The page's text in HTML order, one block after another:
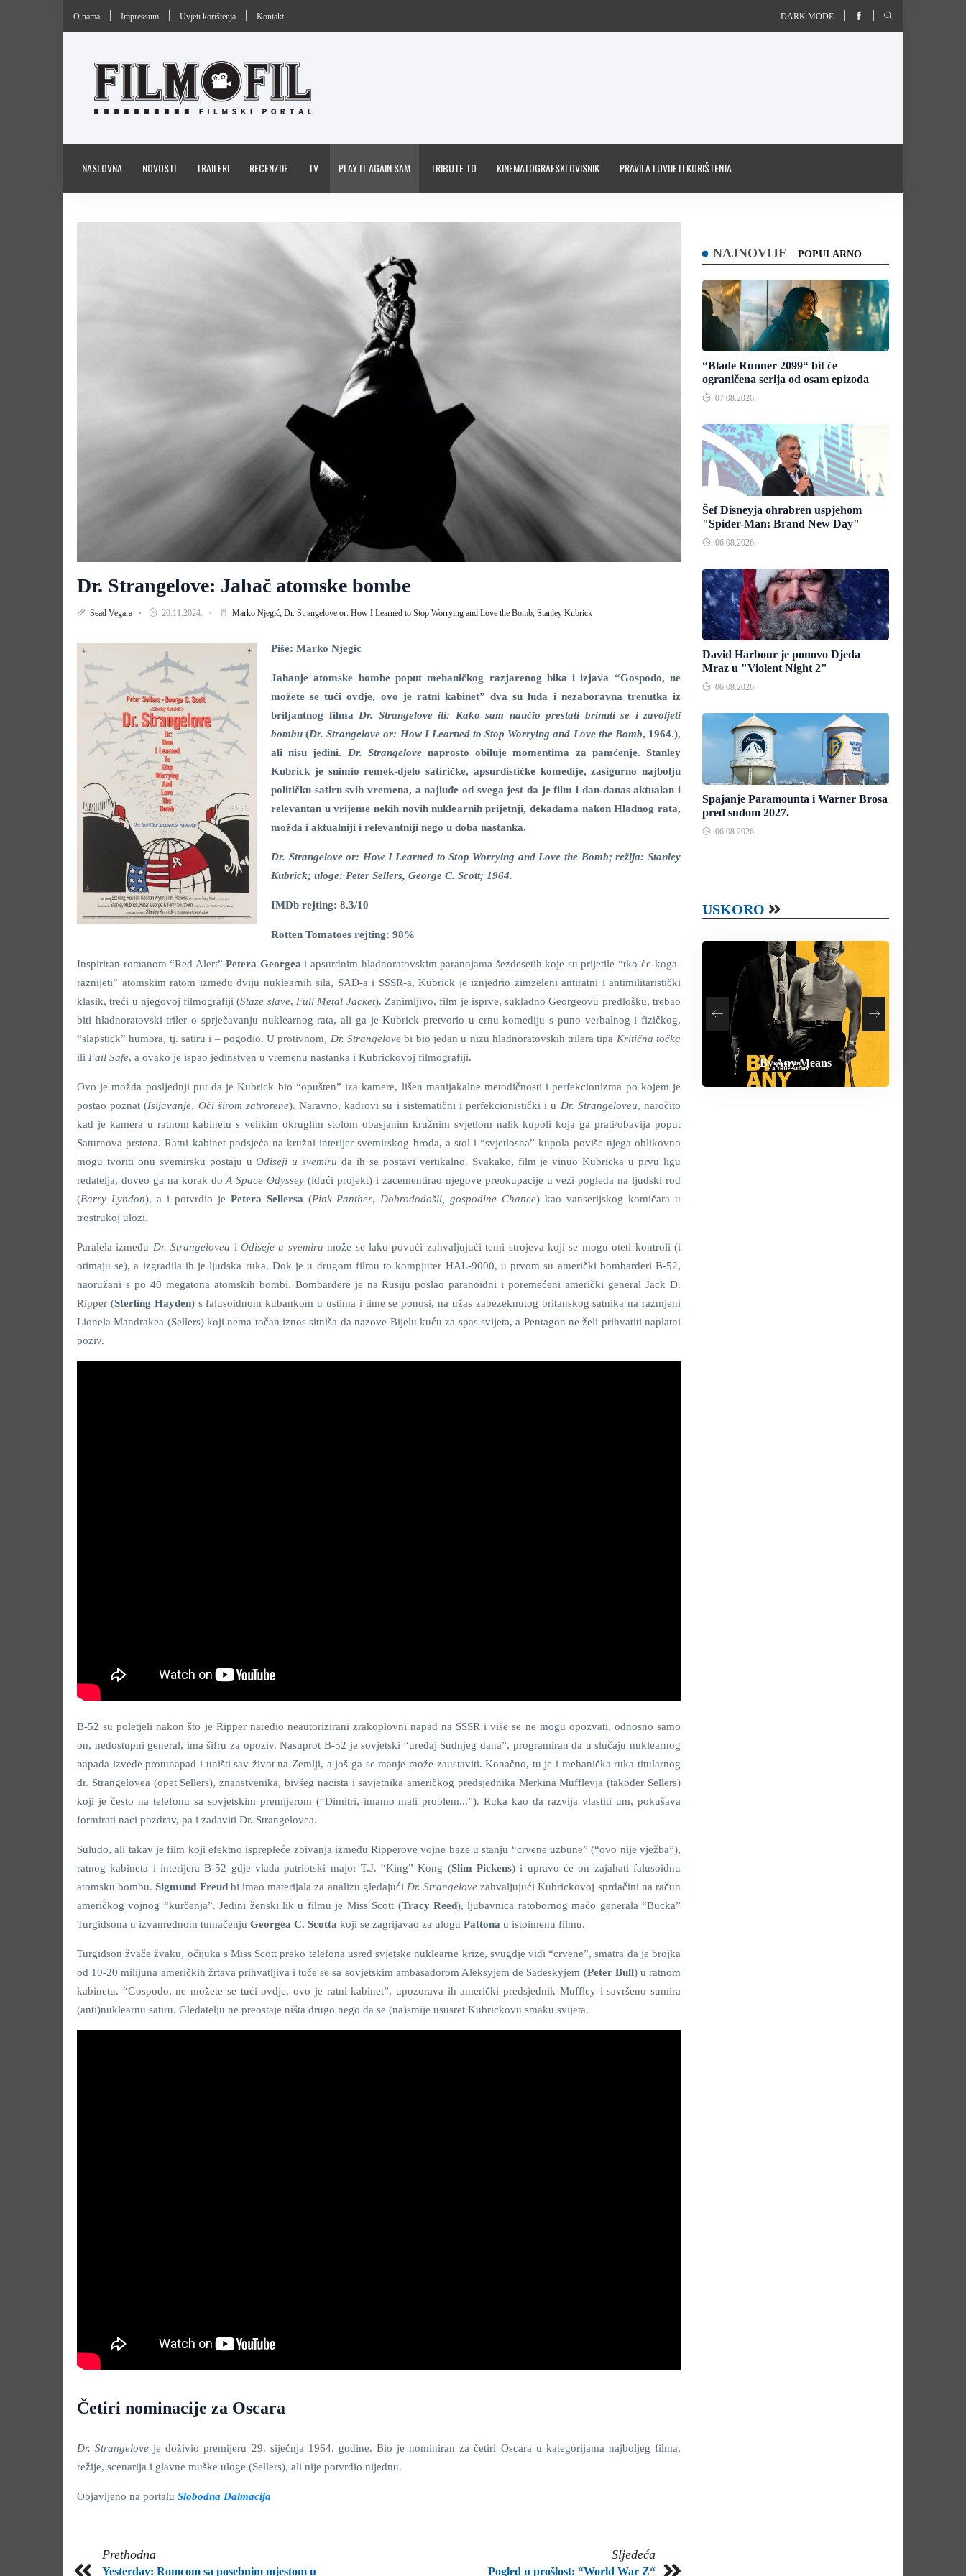
O nama Impressum Uvjeti korištenja Kontakt DARK MODE
NASLOVNA NOVOSTI TRAILERI RECENZIJE TV PLAY IT AGAIN SAM TRIBUTE TO KINEMATOGRAFSKI OVISNIK PRAVILA I UVIJETI KORIŠTENJA
Dr. Strangelove: Jahač atomske bombe
Sead Vegara 20.11.2024. Marko Njegić, Dr. Strangelove or: How I Learned to Stop Worrying and Love the Bomb, Stanley Kubrick
Piše: Marko Njegić
Jahanje atomske bombe poput mehaničkog razjarenog bika i izjava “Gospodo, ne
možete se tući ovdje, ovo je ratni kabinet” dva su luda i nezaboravna trenutka iz
briljantnog filma Dr. Strangelove ili: Kako sam naučio prestati brinuti se i zavoljeti
bombu (Dr. Strangelove or: How I Learned to Stop Worrying and Love the Bomb, 1964.),
ali nisu jedini. Dr. Strangelovenaprosto obiluje momentima za pamćenje. Stanley
Kubrick je snimio remek-djelo satiričke, apsurdističke komedije, zasigurno najbolju
političku satiru svih vremena, a najluđe od svega jest da je film i dan-danas aktualan i
relevantan u vrijeme nekih novih nuklearnih prijetnji, dekadama nakon Hladnog rata,
možda i aktualniji i relevantniji nego u doba nastanka.
Dr. Strangelove or: How I Learned to Stop Worrying and Love the Bomb; režija: Stanley
Kubrick; uloge: Peter Sellers, George C. Scott; 1964.
IMDb rejting: 8.3/10
Rotten Tomatoes rejting: 98%
Inspiriran romanom “Red Alert”Petera Georgeai apsurdnim hladnoratovskim paranojama šezdesetih koje su prijetile “tko-će-koga-
raznijeti” atomskim ratom između dviju nuklearnih sila, SAD-a i SSSR-a, Kubrick je iznjedrio zimzeleni antiratni i antimilitaristički
klasik, treći u njegovoj filmografiji (Staze slave, Full Metal Jacket). Zanimljivo, film je isprve, sukladno Georgeovu predlošku, trebao
biti hladnoratovski triler o sprječavanju nuklearnog rata, ali ga je Kubrick pretvorio u crnu komediju s puno verbalnog i fizičkog,
“slapstick” humora, tj. satiru i – pogodio. U protivnom, Dr. Strangelove bi bio jedan u nizu hladnoratovskih trilera tipa Kritična točka
ili Fail Safe, a ovako je ispao jedinstven u vremenu nastanka i Kubrickovoj filmografiji.
Ovo je možda posljednji put da je Kubrick bio “opušten” iza kamere, lišen manijakalne metodičnosti i perfekcionizma po kojem je
postao poznat (Isijavanje, Oči širom zatvorene). Naravno, kadrovi su i sistematični i perfekcionistički i u Dr. Strangeloveu, naročito
kad je kamera u ratnom kabinetu s velikim okruglim stolom obasjanim kružnim svjetlom nalik kupoli koja ga prati/obavija poput
Saturnova prstena. Ratni kabinet podsjeća na kružni interijer svemirskog broda, a stol i “svjetlosna” kupola poviše njega oblikovno
mogu tvoriti onu svemirsku postaju uOdiseji u svemiru da ih se postavi vertikalno. Svakako, film je vinuo Kubricka u prvu ligu
redatelja, doveo ga na korak doA Space Odyssey (idući projekt) i zacementirao njegove preokupacije u vezi pogleda na ljudski rod
(Barry Lyndon), a i potvrdio je Petera Sellersa (Pink Panther, Dobrododošli, gospodine Chance) kao vanserijskog komičara u
trostrukoj ulozi.
Paralela između Dr. Strangelovea iOdiseje u svemiru može se lako povući zahvaljujući temi strojeva koji se mogu oteti kontroli (i
otimaju se), a izgradila ih je ljudska ruka. Dok je u drugom filmu to kompjuter HAL-9000, u prvom su američki bombarderi B-52,
naoružani s po 40 megatona atomskih bombi. Bombardere je na Rusiju poslao paranoidni i poremećeni američki general Jack D.
Ripper (Sterling Hayden) s falusoidnom kubankom u ustima i time se ponosi, na užas zabezeknutog britanskog satnika na razmjeni
Lionela Mandrakea (Sellers) koji nema točan iznos sitniša da nazove Bijelu kuću za spas svijeta, a Pentagon ne želi prihvatiti naplatni
poziv.
B-52 su poletjeli nakon što je Ripper naredio neautorizirani zrakoplovni napad na SSSR i više se ne mogu opozvati, odnosno samo
on, nedostupni general, ima šifru za opoziv. Nasuprot B-52 je sovjetski “uređaj Sudnjeg dana”, programiran da u slučaju nuklearnog
napada izvede protunapad i uništi sav život na Zemlji, a još ga se manje može zaustaviti. Konačno, tu je i mehanička ruka titularnog
dr. Strangelovea (opet Sellers), znanstvenika, bivšeg nacista i savjetnika američkog predsjednika Merkina Muffleyja (također Sellers)
koji je često na telefonu sa sovjetskim premijerom (“Dimitri, imamo mali problem...”). Ruka kao da razvija vlastiti um, pokušava
formirati naci pozdrav, pa i zadaviti Dr. Strangelovea.
Suludo, ali takav je film koji efektno isprepleće zbivanja između Ripperove vojne baze u stanju “crvene uzbune” (“ovo nije vježba”),
ratnog kabineta i interijera B-52 gdje vlada patriotski major T.J. “King” Kong (Slim Pickens) i upravo će on zajahati falusoidnu
atomsku bombu.Sigmund Freudbi imao materijala za analizu gledajući Dr. Strangelove zahvaljujući Kubrickovoj sprdačini na račun
američkog vojnog “kurčenja”. Jedini ženski lik u filmu je Miss Scott (Tracy Reed), ljubavnica ratobornog mačo generala “Bucka”
Turgidsona u izvanrednom tumačenju Georgea C. Scotta koji se zagrijavao za ulogu Pattona u istoimenu filmu.
Turgidson žvače žvaku, očijuka s Miss Scott preko telefona usred svjetske nuklearne krize, svugdje vidi “crvene”, smatra da je brojka
od 10-20 milijuna američkih žrtava prihvatljiva i tuče se sa sovjetskim ambasadorom Aleksyjem de Sadeskyjem (Peter Bull) u ratnom
kabinetu. “Gospodo, ne možete se tući ovdje, ovo je ratni kabinet”, upozorava ih američki predsjednik Muffley i savršeno sumira
(anti)nuklearnu satiru. Gledatelju ne preostaje ništa drugo nego da se (na)smije ususret Kubrickovu smaku svijeta.
Četiri nominacije za Oscara
Dr. Strangelove je doživio premijeru 29. siječnja 1964. godine. Bio je nominiran za četiri Oscara u kategorijama najboljeg filma,
režije, scenarija i glavne muške uloge (Sellers), ali nije potvrdio nijednu.
Objavljeno na portalu Slobodna Dalmacija
Prethodna
Yesterday: Romcom sa posebnim mjestom u
Sljedeća
Pogled u prošlost: “World War Z“
NAJNOVIJE POPULARNO
“Blade Runner 2099“ bit će
ograničena serija od osam epizoda
07.08.2026.
Šef Disneyja ohrabren uspjehom
"Spider-Man: Brand New Day"
06.08.2026.
David Harbour je ponovo Djeda
Mraz u "Violent Night 2"
06.08.2026.
Spajanje Paramounta i Warner Brosa
pred sudom 2027.
06.08.2026.
USKORO
Heart of the Beast
Behemoth
How To Rob A Bank
By Any Means